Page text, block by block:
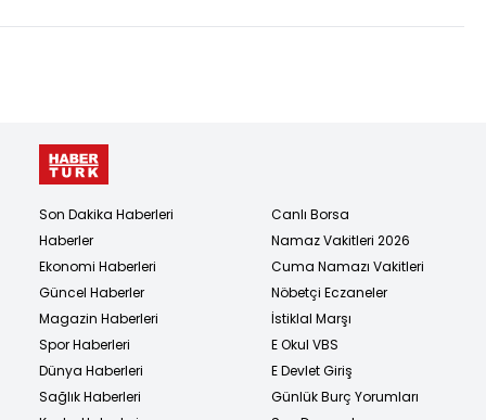
Son Dakika Haberleri
Haberler
Ekonomi Haberleri
Güncel Haberler
Magazin Haberleri
Spor Haberleri
Dünya Haberleri
Sağlık Haberleri
Canlı Borsa
Namaz Vakitleri 2026
Cuma Namazı Vakitleri
Nöbetçi Eczaneler
İstiklal Marşı
E Okul VBS
E Devlet Giriş
Günlük Burç Yorumları